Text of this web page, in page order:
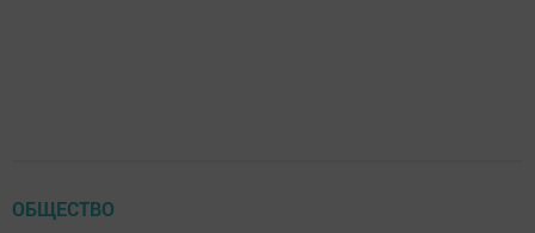
ОБЩЕСТВО